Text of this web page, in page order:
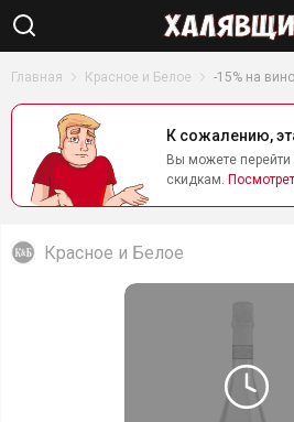
Главная Красное и Белое -15% на
К сожалению,
Вы можете
скидкам.
Красное и Белое